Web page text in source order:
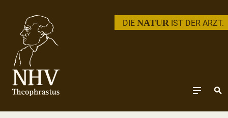
DIE NATUR IST DER ARZT.